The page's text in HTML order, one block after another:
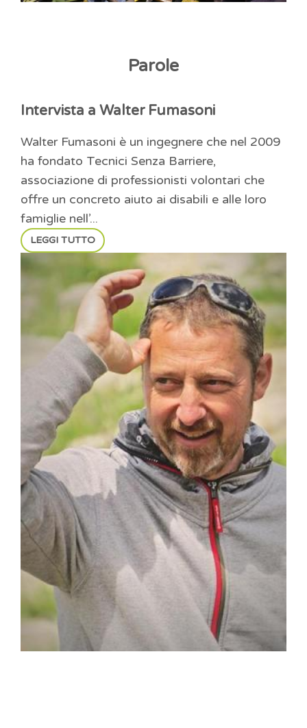
Parole
Intervista a Walter Fumasoni
Walter Fumasoni è un ingegnere che nel 2009
ha fondato Tecnici Senza Barriere,
associazione di professionisti volontari che
offre un concreto aiuto ai disabili e alle loro
famiglie nell’...
LEGGI TUTTO